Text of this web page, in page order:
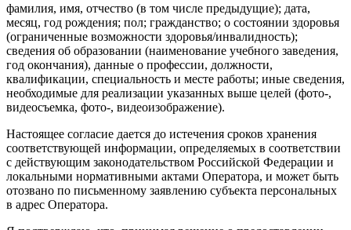
фамилия, имя, отчество (в том числе предыдущие); дата,
месяц, год рождения; пол; гражданство; о состоянии здоровья
(ограниченные возможности здоровья/инвалидность);
сведения об образовании (наименование учебного заведения,
год окончания), данные о профессии, должности,
квалификации, специальность и месте работы; иные сведения,
необходимые для реализации указанных выше целей (фото-,
видеосъемка, фото-, видеоизображение).
Настоящее согласие дается до истечения сроков хранения
соответствующей информации, определяемых в соответствии
с действующим законодательством Российской Федерации и
локальными нормативными актами Оператора, и может быть
отозвано по письменному заявлению субъекта персональных
в адрес Оператора.